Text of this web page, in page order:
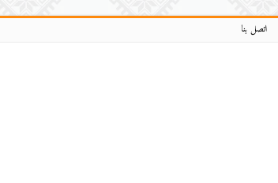
اتصل بنا